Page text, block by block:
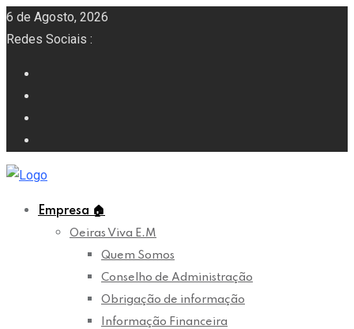
6 de Agosto, 2026
Redes Sociais :
Empresa 🏠
Oeiras Viva E.M
Quem Somos
Conselho de Administração
Obrigação de informação
Informação Financeira